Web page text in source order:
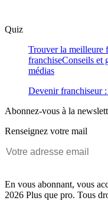
Quiz
Trouver la meilleure
franchiseConseils et
médias
Devenir franchiseur
Abonnez-vous à la
Renseignez votre mail
En vous abonnant, vous
2026 Plus que pro. Tous